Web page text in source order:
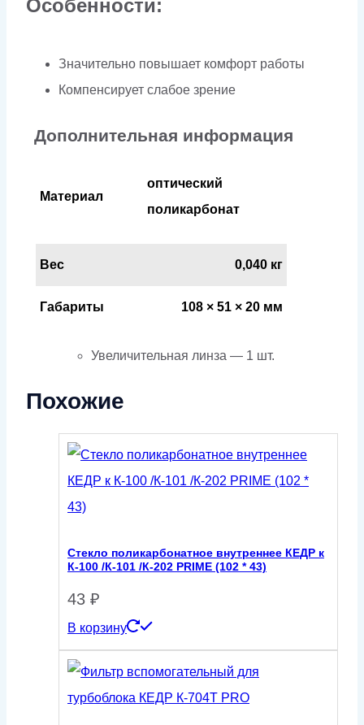
Особенности:
Значительно повышает комфорт работы
Компенсирует слабое зрение
Дополнительная информация
Материал
оптический
поликарбонат
Вес 0,040 кг
Габариты 108 × 51 × 20 мм
Увеличительная линза — 1 шт.
Похожие
Стекло поликарбонатное внутреннее КЕДР к
К-100 /К-101 /К-202 PRIME (102 * 43)
43 ₽
В корзину